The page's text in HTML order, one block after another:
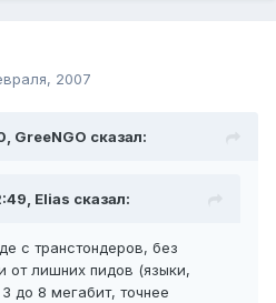
2007
GreeNGO сказал:
Elias сказал:
с транстондеров, без
от лишних пидов (языки,
до 8 мегабит, точнее